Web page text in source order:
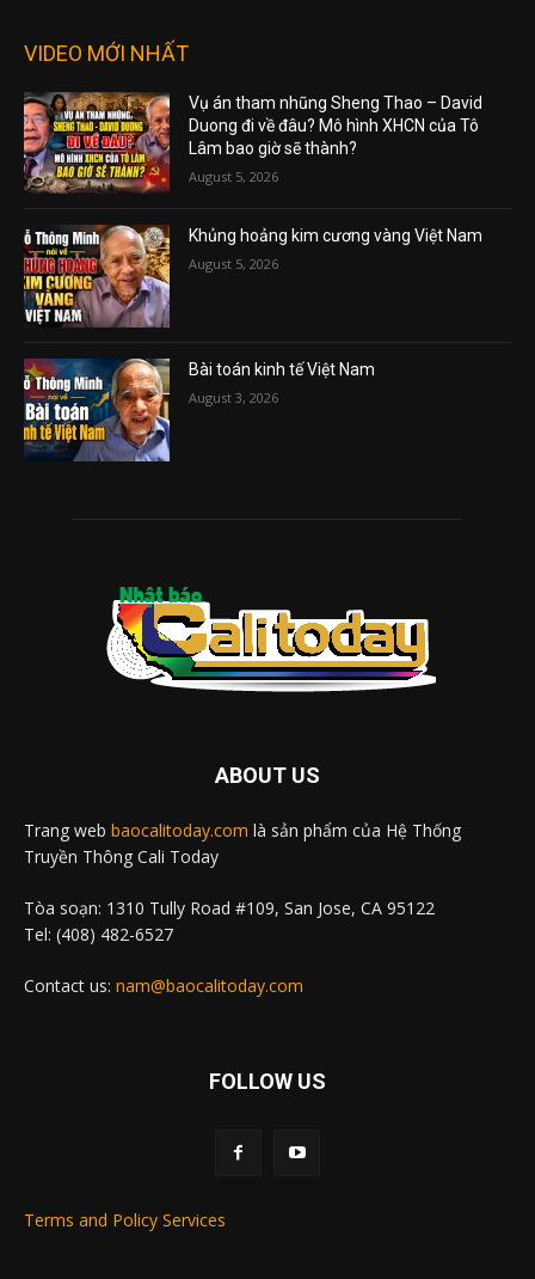
VIDEO MỚI NHẤT
Vụ án tham nhũng Sheng Thao – David
Duong đi về đâu? Mô hình XHCN của Tô
Lâm bao giờ sẽ thành?
August 5, 2026
Khủng hoảng kim cương vàng Việt Nam
August 5, 2026
Bài toán kinh tế Việt Nam
August 3, 2026
ABOUT US
Trang web baocalitoday.com là sản phẩm của Hệ Thống
Truyền Thông Cali Today
Tòa soạn: 1310 Tully Road #109, San Jose, CA 95122
Tel: (408) 482-6527
Contact us: nam@baocalitoday.com
FOLLOW US
Terms and Policy Services